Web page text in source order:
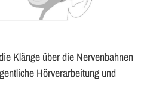
Klän­ge über die Ner­ven­bah­nen
Hör­ver­ar­bei­tung und